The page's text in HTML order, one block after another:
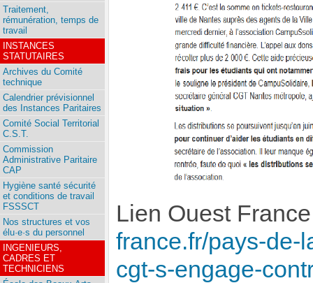
Lien Ouest
france.fr/pays-de-
cgt-s-engage-
Traitement,
rémunération, temps de
travail
INSTANCES
STATUTAIRES
Archives du Comité
technique
Calendrier prévisionnel
des Instances Paritaires
Comité Social Territorial
C.S.T.
Commission
Administrative Paritaire
CAP
Hygiène santé sécurité
et conditions de travail
FSSSCT
Nos structures et vos
élu·e·s du personnel
INGENIEURS,
CADRES ET
TECHNICIENS